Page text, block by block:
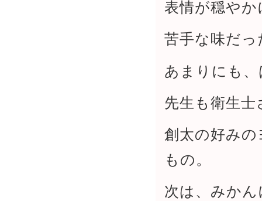
表情が穏や
苦手な味だっ
あまりにも
先生も衛生
創太の好み
もの。
次は、みか